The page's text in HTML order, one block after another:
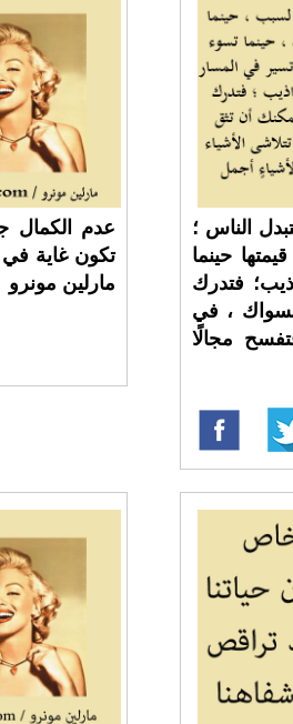
عدم الكمال
تكون غاية
مارلين مونرو
الناس ؛
حينما
فتدرك
، في
مجالًا